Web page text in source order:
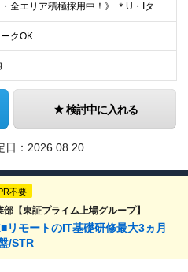
《転勤なし・全エリア積極採用中！》 ＊U・Iターンも歓迎 ＊研修はオンライン実施 ★勤務エリアは下記よりお選びいただけます★ 【首都圏】東京・神奈川・千葉・埼玉 【東海】愛知 【関西】大阪、京都、兵庫
クOK
検討中に入れる
： 2026.08.20
不要
【東証プライム上場グループ】
モートのIT基礎研修最大3ヵ月
/STR